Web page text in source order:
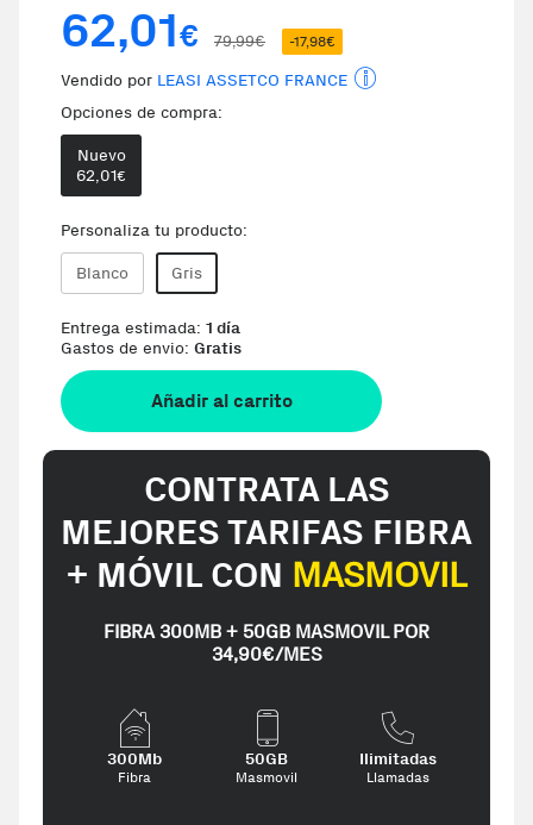
62,01€ 79,99€ -17,98€
Vendido por LEASI ASSETCO FRANCE
Opciones de compra:
Nuevo
62,01€
Personaliza tu producto:
Blanco Gris
Entrega estimada: 1 día
Gastos de envio: Gratis
Añadir al carrito
CONTRATA LAS
MEJORES TARIFAS FIBRA
+ MÓVIL CON MASMOVIL
FIBRA 300MB + 50GB MASMOVIL POR
34,90€/MES
300Mb
Fibra
50GB
Masmovil
Ilimitadas
Llamadas